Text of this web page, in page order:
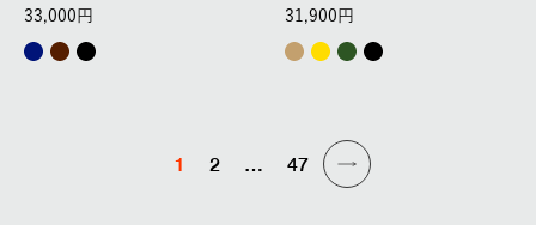
33,000 31,900
1 2 … 47